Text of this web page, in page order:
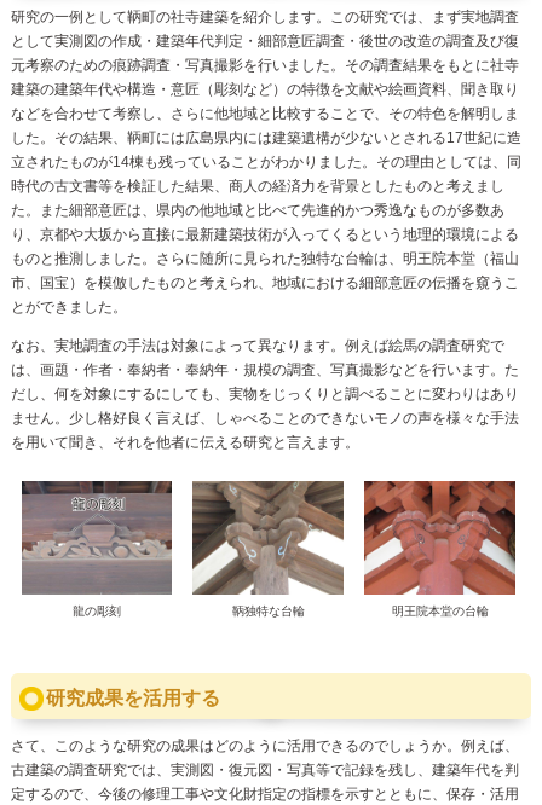
研究の一例として鞆町の社寺建築を紹介します。この研究では、まず実地調査
として実測図の作成・建築年代判定・細部意匠調査・後世の改造の調査及び復
元考察のための痕跡調査・写真撮影を行いました。その調査結果をもとに社寺
建築の建築年代や構造・意匠（彫刻など）の特徴を文献や絵画資料、聞き取り
などを合わせて考察し、さらに他地域と比較することで、その特色を解明しま
した。その結果、鞆町には広島県内には建築遺構が少ないとされる17世紀に造
立されたものが14棟も残っていることがわかりました。その理由としては、同
時代の古文書等を検証した結果、商人の経済力を背景としたものと考えまし
た。また細部意匠は、県内の他地域と比べて先進的かつ秀逸なものが多数あ
り、京都や大坂から直接に最新建築技術が入ってくるという地理的環境による
ものと推測しました。さらに随所に見られた独特な台輪は、明王院本堂（福山
市、国宝）を模倣したものと考えられ、地域における細部意匠の伝播を窺うこ
とができました。
なお、実地調査の手法は対象によって異なります。例えば絵馬の調査研究で
は、画題・作者・奉納者・奉納年・規模の調査、写真撮影などを行います。た
だし、何を対象にするにしても、実物をじっくりと調べることに変わりはあり
ません。少し格好良く言えば、しゃべることのできないモノの声を様々な手法
を用いて聞き、それを他者に伝える研究と言えます。
龍の彫刻 鞆独特な台輪 明王院本堂の台輪
研究成果を活用する
さて、このような研究の成果はどのように活用できるのでしょうか。例えば、
古建築の調査研究では、実測図・復元図・写真等で記録を残し、建築年代を判
定するので、今後の修理工事や文化財指定の指標を示すとともに、保存・活用